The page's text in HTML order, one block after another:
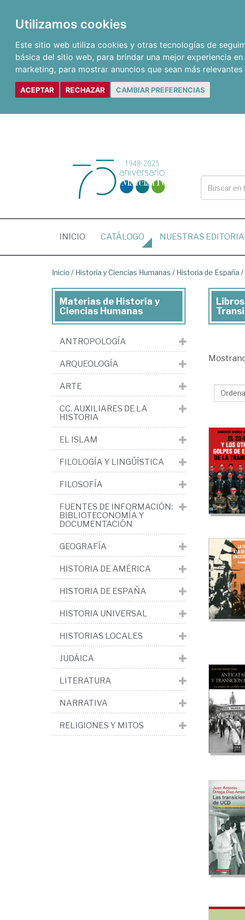
Utilizamos cookies
Este sitio web utiliza cookies y otras tecnologías de
básica del sitio web, para brindar una mejor experiencia
marketing, para mostrar anuncios que sean más
ACEPTAR RECHAZAR CAMBIAR PREFERENCIAS
INICIO (CURRENT)
CATÁLOGO NUESTRAS
Inicio / Historia y Ciencias Humanas / Historia de España /
de
y
>
de
>
Edad
>
Materias de Historia y
Ciencias Humanas
ANTROPOLOGÍA
ARQUEOLOGÍA
ARTE
CC. AUXILIARES DE LA
HISTORIA
EL ISLAM
FILOLOGÍA Y LINGÜÍSTICA
FILOSOFÍA
FUENTES DE INFORMACIÓN:
BIBLIOTECONOMÍA Y
DOCUMENTACIÓN
GEOGRAFÍA
HISTORIA DE AMÉRICA
HISTORIA DE ESPAÑA
HISTORIA UNIVERSAL
HISTORIAS LOCALES
JUDÁICA
LITERATURA
NARRATIVA
RELIGIONES Y MITOS